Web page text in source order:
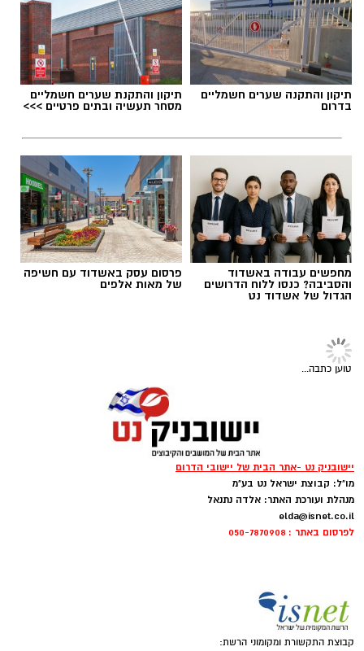
אלדה נתנאל / 17:55 06.08.26
תגים: דרושים
במסגרת התפקיד יידרש המועמד להוביל את תחום
החינוך וההדרכה במוזיאון, לנהל ולהוביל צוות
מקצועי, לפתח תוכניות חינוכיות, ליצור אירועי תוכן
בין דרישות התפקיד:
תיקון והתקנה שערים חשמליים
בדרום
תיקון והתקנת שערים חשמליים
מסחר תעשיה ובתים פרטיים >>>
מחפשים עבודה באשדוד
והסביבה? כנסו ללוח הדרושים
הגדול של אשדוד נט
פרסום עסק באשדוד עם חשיפה
של מאות אלפים
טוען כתבה...
יישובניק נט -אתר הבית של יישובי הדרום
מו"ל: קבוצת ישראל נט בע"מ
מנהלת ועורכת האתר: אלדה נתנאל
elda@isnet.co.il
לפרסום באתר : 050-7870908
קבוצת התקשורת ומקומוני הרשת: